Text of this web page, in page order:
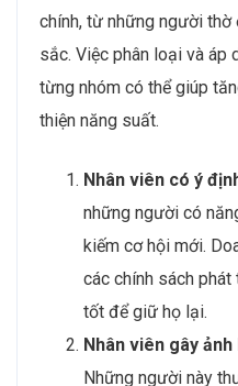
chính, từ những người thờ
sắc. Việc phân loại và áp
từng nhóm có thể giúp
thiện năng suất.
Nhân viên có ý
những người có
kiếm cơ hội mới.
các chính sách
tốt để giữ họ lại.
Nhân viên gây
Những người này